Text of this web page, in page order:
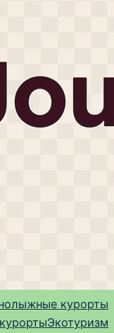
курорты
Экотуризм